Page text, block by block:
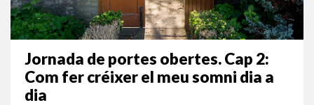
Jornada de portes obertes. Cap 2:
Com fer créixer el meu somni dia a
dia